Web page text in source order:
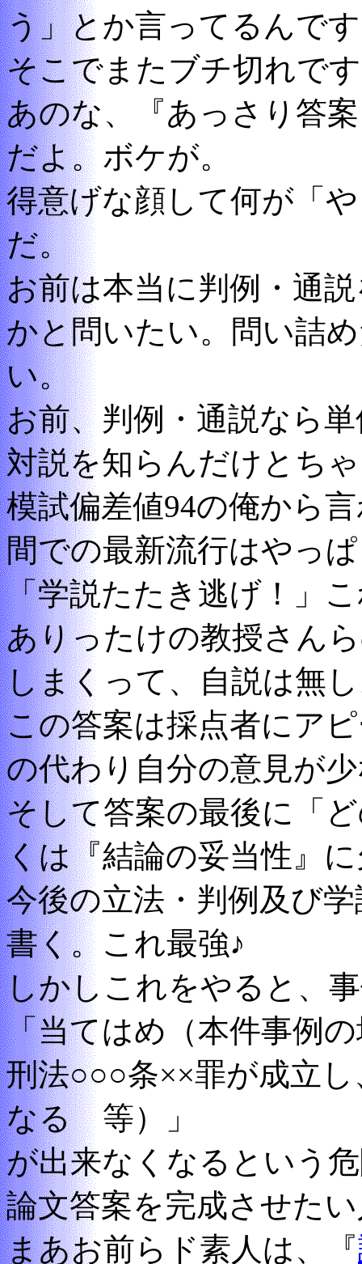
う」とか言ってるんで
そこでまたブチ切れで
あのな、『あっさり答
だよ。ボケが。
得意げな顔して何が「
だ。
お前は本当に判例・通
かと問いたい。問い詰
い。
お前、判例・通説なら
対説を知らんだけとち
模試偏差値94の俺から
間での最新流行はやっ
「学説たたき逃げ！」
ありったけの教授さん
しまくって、自説は無
この答案は採点者にア
の代わり自分の意見が
そして答案の最後に「
くは『結論の妥当性』
今後の立法・判例及び
書く。これ最強♪
しかしこれをやると、
「当てはめ（本件事例
刑法○○○条××罪が成立
なる 等）」
が出来なくなるという
論文答案を完成させた
まあお前らド素人は、『